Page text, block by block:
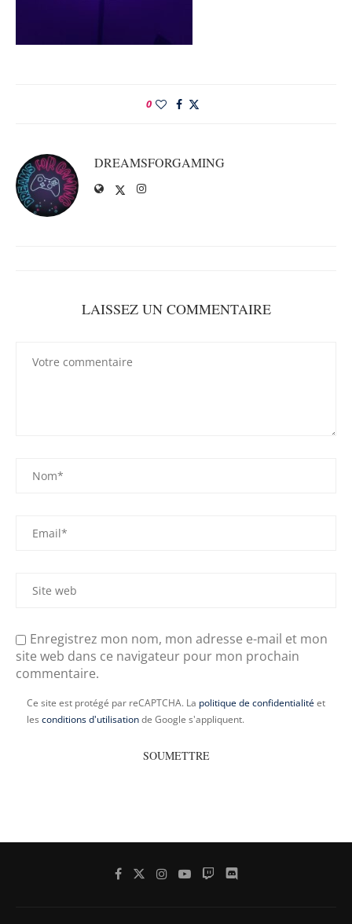
0
DREAMSFORGAMING
LAISSEZ UN COMMENTAIRE
Enregistrez mon nom, mon adresse e-mail et mon
site web dans ce navigateur pour mon prochain
commentaire.
Ce site est protégé par reCAPTCHA. La politique de confidentialitéet
les conditions d'utilisationde Google s'appliquent.